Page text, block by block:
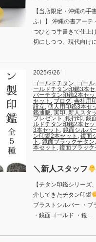
【当店限定・沖縄の手
ふ）】 沖縄の書アーテ
つひとつ手書きで仕上
切にしつつ、現代向け
2025/9/26
ゴールドチタン, ゴール
ールドチタン印鑑3本セ
バーチタン印鑑2本セッ
セット , ブログ, 会社用
設立, 個人用印鑑3本セ
鑑通販 , 実印, 新人スタ
プレゼント , 銀行印, 鏡
ルドチタン印鑑2本セッ
3本セット , 鏡面シルバ
ン印鑑2本セット , 鏡面
ト , 鏡面ブラックチタン,
本セット , 鏡面ブラック
＼新人スタッフ
【チタン印鑑シリーズ
介してきたチタン印鑑
ブラストシルバー ・ブ
・鏡面ゴールド ・鏡…